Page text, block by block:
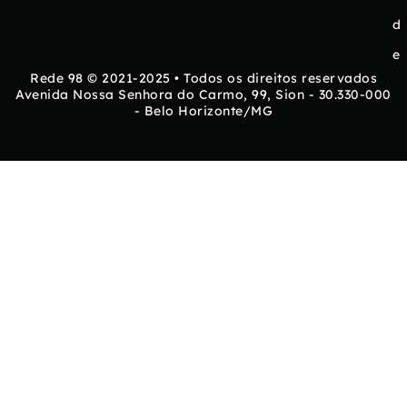
d
e
Rede 98 © 2021-2025 • Todos os direitos reservados
Avenida Nossa Senhora do Carmo, 99, Sion - 30.330-000
- Belo Horizonte/MG